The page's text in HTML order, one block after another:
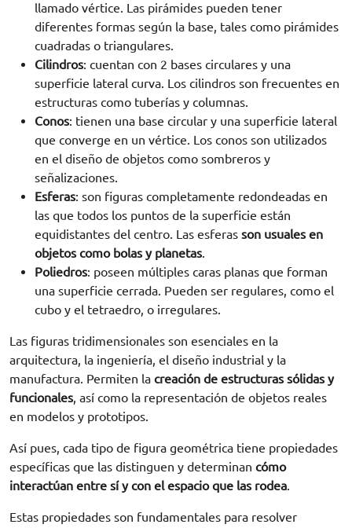
llamado vértice. Las pirámides pueden tener
diferentes formas según la base, tales como pirámides
cuadradas o triangulares.
Cilindros: cuentan con 2 bases circulares y una
superficie lateral curva. Los cilindros son frecuentes en
estructuras como tuberías y columnas.
Conos: tienen una base circular y una superficie lateral
que converge en un vértice. Los conos son utilizados
en el diseño de objetos como sombreros y
señalizaciones.
Esferas: son figuras completamente redondeadas en
las que todos los puntos de la superficie están
equidistantes del centro. Las esferas son usuales en
objetos como bolas y planetas.
Poliedros: poseen múltiples caras planas que forman
una superficie cerrada. Pueden ser regulares, como el
cubo y el tetraedro, o irregulares.
Las figuras tridimensionales son esenciales en la
arquitectura, la ingeniería, el diseño industrial y la
manufactura. Permiten la creación de estructuras sólidas y
funcionales, así como la representación de objetos reales
en modelos y prototipos.
Así pues, cada tipo de figura geométrica tiene propiedades
específicas que las distinguen y determinan cómo
interactúan entre sí y con el espacio que las rodea.
Estas propiedades son fundamentales para resolver